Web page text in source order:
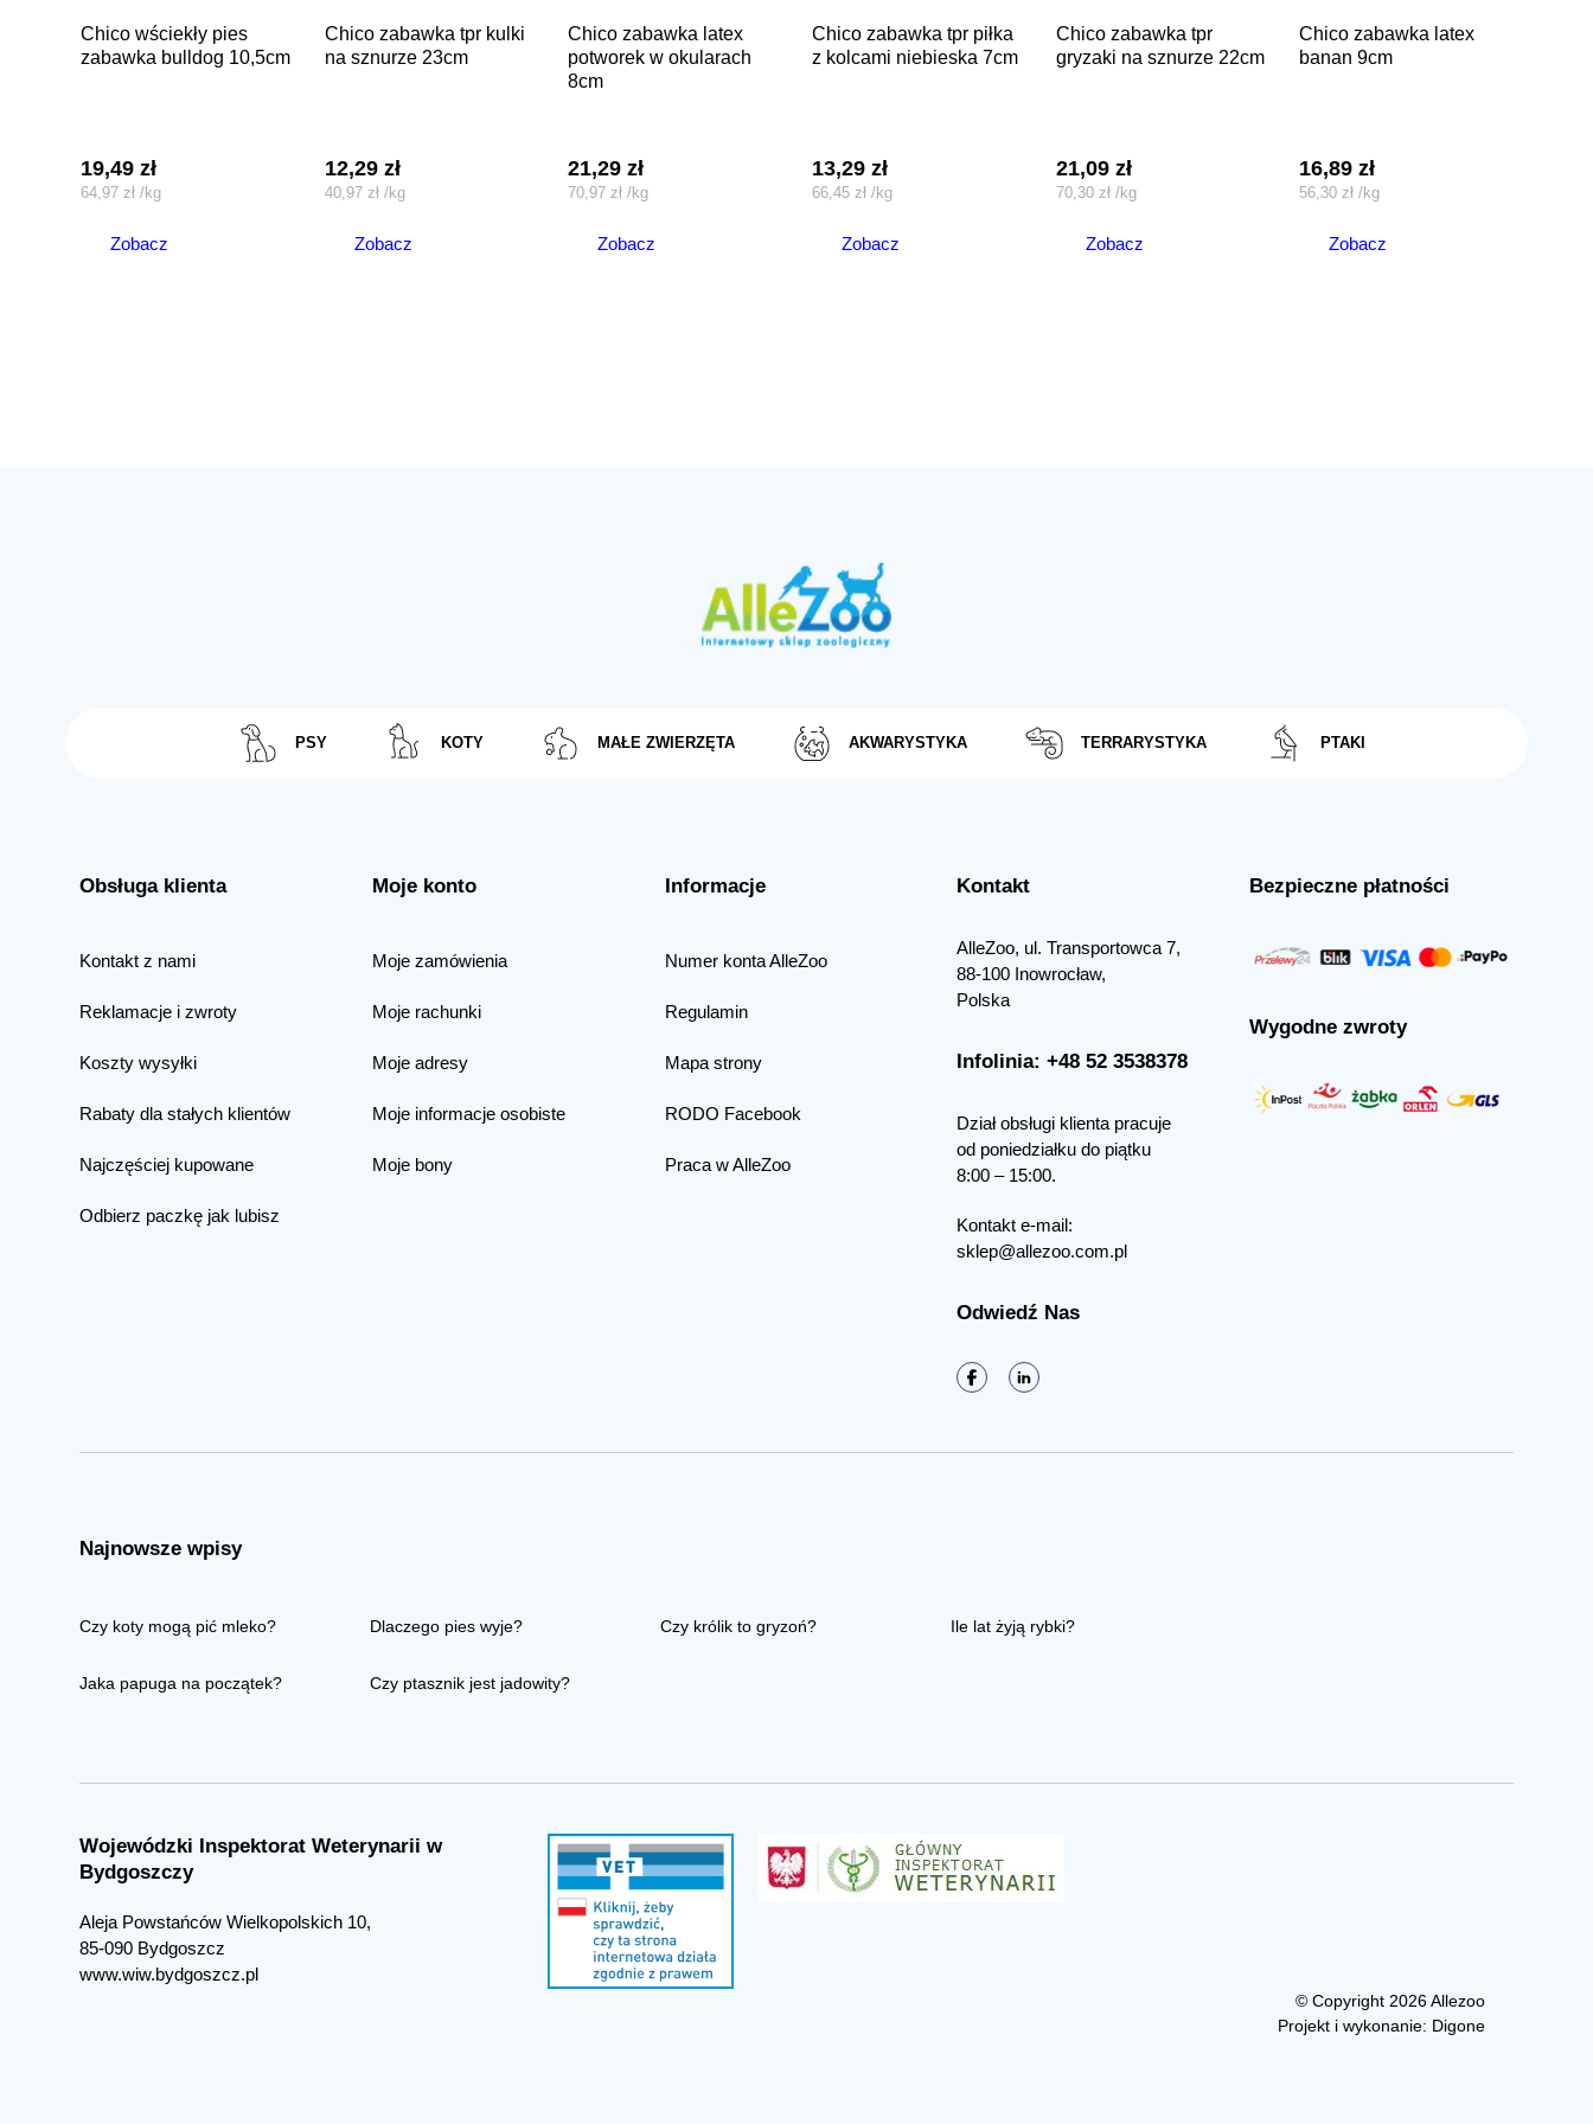
chico wściekły pies
zabawka bulldog 10,5cm
19,49zł
64,97 zł /kg
Zobacz
chico zabawka tpr kulki
na sznurze 23cm
12,29 zł
40,97 zł /kg
Zobacz
chico zabawka latex
potworek w okularach
8cm
21,29zł
70,97 zł /kg
Zobacz
chico zabawka tpr piłka
z kolcami niebieska 7cm
13,29 zł
66,45 zł /kg
Zobacz
chico zabawka tpr
gryzaki na sznurze 22cm
21,09 zł
70,30 zł /kg
Zobacz
chico zabawka latex
banan 9cm
16,89zł
56,30 zł /kg
Zobacz
PSY KOTY MAŁE ZWIERZĘTA AKWARYSTYKA TERRARYSTYKA PTAKI
Obsługa klienta
Kontakt z nami
Reklamacje i zwroty
Koszty wysyłki
Rabaty dla stałych klientów
Najczęściej kupowane
Odbierz paczkę jak lubisz
Moje konto
Moje zamówienia
Moje rachunki
Moje adresy
Moje informacje osobiste
Moje bony
Informacje
Numer konta AlleZoo
Regulamin
Mapa strony
RODO Facebook
Praca w AlleZoo
Kontakt
AlleZoo, ul. Transportowca 7,
88-100 Inowrocław,
Polska
Infolinia: +48 52 3538378
Dział obsługi klienta pracuje
od poniedziałku do piątku
8:00 – 15:00.
Kontakt e-mail:
sklep@allezoo.com.pl
Odwiedź Nas
Bezpieczne płatności
Wygodne zwroty
Najnowsze wpisy
Czy koty mogą pić mleko? Dlaczego pies wyje? Czy królik to gryzoń? Ile lat żyją rybki?
Jaka papuga na początek? Czy ptasznik jest jadowity?
Wojewódzki Inspektorat Weterynarii w
Bydgoszczy
Aleja Powstańców Wielkopolskich 10,
85-090 Bydgoszcz
www.wiw.bydgoszcz.pl
© Copyright 2026 Allezoo
Projekt i wykonanie: Digone